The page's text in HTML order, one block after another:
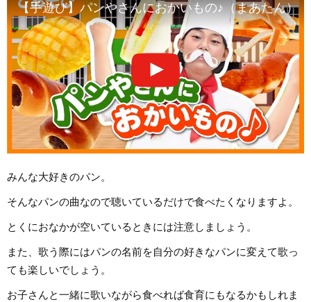
【手遊び】パンやさんにおかいもの♪（まあたん）
みんな大好きのパン。
そんなパンの曲なので聴いているだけで食べたくなりますよ。
とくにおなかが空いているときには注意しましょう。
また、歌う際にはパンの名前を自分の好きなパンに変えて歌っ
ても楽しいでしょう。
お子さんと一緒に歌いながら食べれば食育にもなるかもしれま